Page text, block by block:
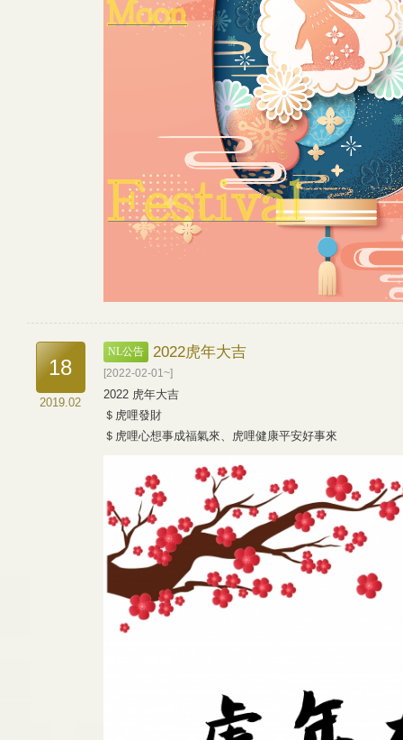
18
2019.02
NL公告 2022虎年大吉
[2022-02-01~]
2022 虎年大吉
＄虎哩發財
＄虎哩心想事成福氣來、虎哩健康平安好事來